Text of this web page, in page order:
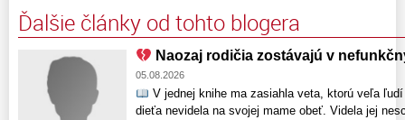
Ďalšie články od tohto blogera
Naozaj rodičia zostávajú v
05.08.2026
V jednej knihe ma zasiahla veta, ktorú veľa
dieťa nevidela na svojej mame obeť. Videla jej